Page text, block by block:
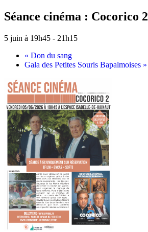
Séance cinéma : Cocorico 2
5 juin à 19h45 - 21h15
« Don du sang
Gala des Petites Souris Bapalmoises »